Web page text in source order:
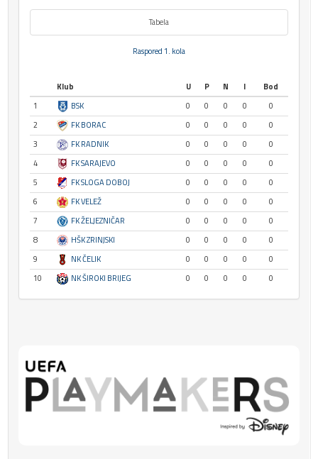
Tabela
Raspored 1. kola
Klub U P N I
Bod
1
BSK 0 0 0 0
0
2
FK BORAC 0 0 0 0
0
3
FK RADNIK 0 0 0 0
0
4
FK SARAJEVO 0 0 0 0
0
5
FK SLOGA DOBOJ 0 0 0 0
0
6
FK VELEŽ 0 0 0 0
0
7
FK ŽELJEZNIČAR 0 0 0 0
0
8
HŠK ZRINJSKI 0 0 0 0
0
9
NK ČELIK 0 0 0 0
0
10
NK ŠIROKI BRIJEG 0 0 0 0 0